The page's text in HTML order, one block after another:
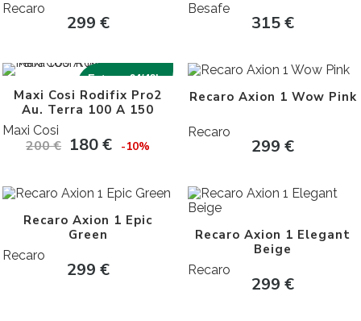
Recaro
299 €
Besafe
315€
Entrega 24/48h
Maxi Cosi Rodifix Pro2
Au. Terra 100 A 150
Maxi Cosi
200€ 180€ -10%
Recaro Axion 1 Wow Pink
Recaro
299€
Recaro Axion 1 Epic
Green
Recaro
299 €
Recaro Axion 1 Elegant
Beige
Recaro
299€